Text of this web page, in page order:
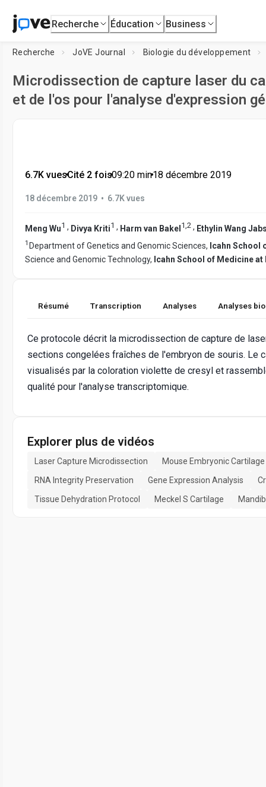
Recherche Éducation Business
Recherche JoVE Journal Biologie du développement
Microdissection de capture laser du
et de l'os pour l'analyse d'expression
6.7K vues•Cité 2 fois•09:20 min•18 décembre 2019
18 décembre 2019 • 6.7K vues
Meng Wu1 , Divya Kriti1 , Harm van Bakel 1,2 , Ethylin Wang
1 Department of Genetics and Genomic Sciences, Icahn School
Science and Genomic Technology, Icahn School of Medicine at
Résumé Transcription Analyses Analyses
Ce protocole décrit la microdissection de capture de
sections congelées fraîches de l'embryon de souris. Le
visualisés par la coloration violette de cresyl et
qualité pour l'analyse transcriptomique.
Explorer plus de vidéos
Laser Capture Microdissection
Mouse Embryonic Cartilage
RNA Integrity Preservation
Gene Expression Analysis
Tissue Dehydration Protocol
Meckel S Cartilage